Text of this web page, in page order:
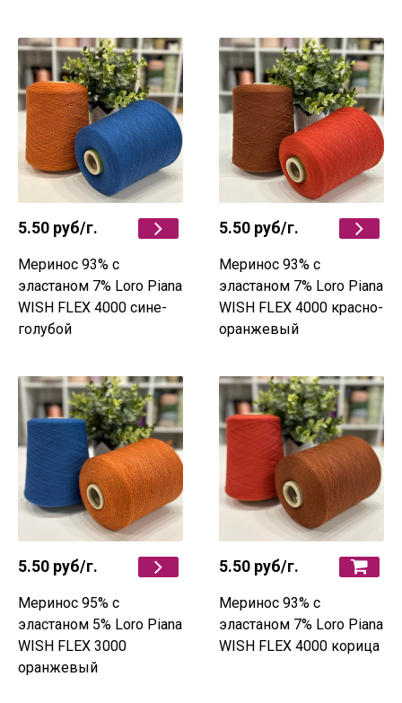
5.50 руб/г.
Меринос 93% c
эластаном 7% Loro Piana
WISH FLEX 4000 сине-
голубой
5.50 руб/г.
Меринос 93% c
эластаном 7% Loro Piana
WISH FLEX 4000 красно-
оранжевый
5.50 руб/г.
Меринос 95% c
эластаном 5% Loro Piana
WISH FLEX 3000
оранжевый
5.50 руб/г.
Меринос 93% c
эластаном 7% Loro Piana
WISH FLEX 4000 корица